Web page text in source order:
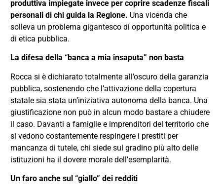
produttiva impiegate invece per coprire scadenze fiscali
personali di chi guida la Regione. Una vicenda che
solleva un problema gigantesco di opportunità politica e
di etica pubblica.
La difesa della “banca a mia insaputa” non basta
Rocca si è dichiarato totalmente all’oscuro della garanzia
pubblica, sostenendo che l’attivazione della copertura
statale sia stata un’iniziativa autonoma della banca. Una
giustificazione non può in alcun modo bastare a chiudere
il caso. Davanti a famiglie e imprenditori del territorio che
si vedono costantemente respingere i prestiti per
mancanza di tutele, chi siede sul gradino più alto delle
istituzioni ha il dovere morale dell’esemplarità.
Un faro anche sul “giallo” dei redditi